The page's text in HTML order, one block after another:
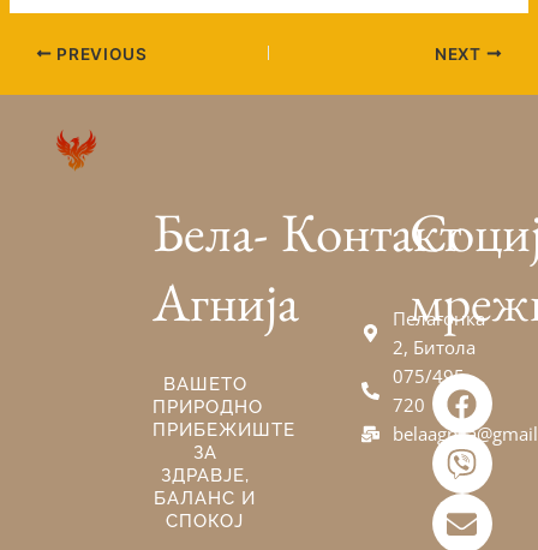
PREVIOUS NEXT
Бела-
Агнија
ВАШЕТО
ПРИРОДНО
ПРИБЕЖИШТЕ
ЗА
ЗДРАВЈЕ,
БАЛАНС И
СПОКОЈ
Контакт
Пелагонка
2, Битола
075/495-
720
F
a
c
e
b
o
V
i
b
e
r
E
n
v
e
l
o